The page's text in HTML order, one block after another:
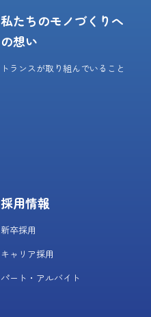
私たちのモノづくりへ
の想い
トランスが取り組んでいること
採用情報
新卒採用
キャリア採用
パート・アルバイト